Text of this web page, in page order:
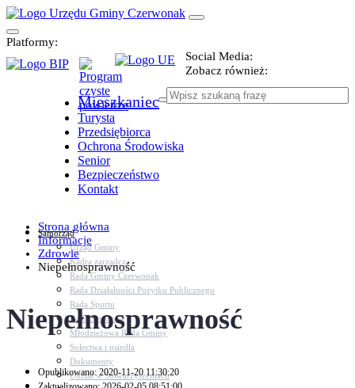
Platformy:
Social Media:
Zobacz również:
Mieszkaniec
Turysta
Przedsiębiorca
Ochrona Środowiska
Senior
Bezpieczeństwo
Kontakt
Samorząd
Urząd Gminy
Kadra zarządcza
Rada Gminy Czerwonak
Rada Działalności Pożytku Publicznego
Rada Sportu
Rada Seniorów
Młodzieżowa Rada Gminy
Sołectwa i osiedla
Dokumenty
Udział w Stowarzyszeniach
Strona główna
Informacje
Zdrowie
Niepełnosprawność
Niepełnosprawność
Opublikowano: 2020-11-20 11:30:20